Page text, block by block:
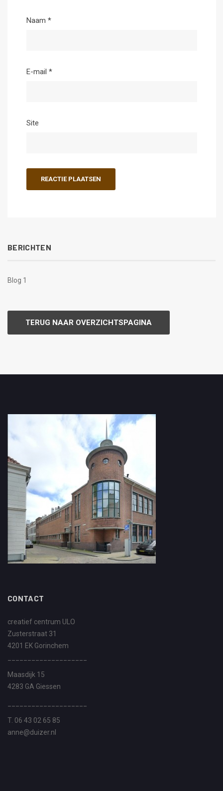
Naam *
E-mail *
Site
BERICHTEN
Blog 1
TERUG NAAR OVERZICHTSPAGINA
CONTACT
creatief centrum ULO
Zusterstraat 31
4201 EK Gorinchem
Maasdijk 15
4283 GA Giessen
T. 06 43 02 65 85
anne@duizer.nl